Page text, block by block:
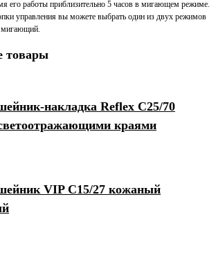
его работы приблизительно 5 часов в мигающем режиме.
управления вы можете выбрать один из двух режимов
мигающий.
товары
накладка Reflex C25/70
краями
VIP C15/27 кожаный